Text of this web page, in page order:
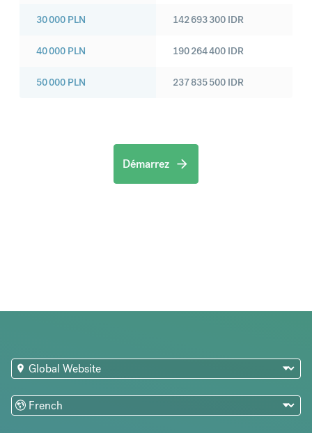
30 000 PLN
40 000 PLN
50 000 PLN
142 693 300 IDR
190 264 400 IDR
237 835 500 IDR
Démarrez